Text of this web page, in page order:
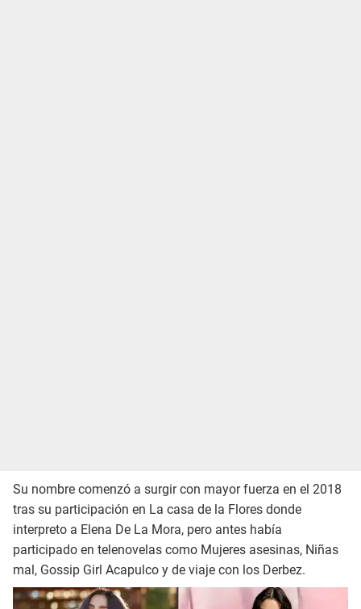
Su nombre comenzó a surgir con mayor fuerza en el 2018
tras su participación en La casa de la Flores donde
interpreto a Elena De La Mora, pero antes había
participado en telenovelas como Mujeres asesinas, Niñas
mal, Gossip Girl Acapulco y de viaje con los Derbez.